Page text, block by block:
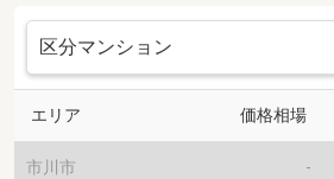
エリア 価格相場
市川市 -